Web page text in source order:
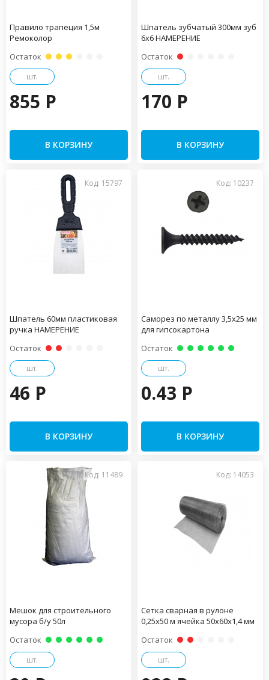
Правило трапеция 1,5м
Ремоколор
Остаток
шт.
855 P
В КОРЗИНУ
Шпатель зубчатый 300мм зуб
6х6 НАМЕРЕНИЕ
Остаток
шт.
170 P
В КОРЗИНУ
Код: 15797
Шпатель 60мм пластиковая
ручка НАМЕРЕНИЕ
Остаток
шт.
46 P
В КОРЗИНУ
Код: 10237
Саморез по металлу 3,5х25 мм
для гипсокартона
Остаток
шт.
0.43 P
В КОРЗИНУ
Код: 11489
Мешок для строительного
мусора б/у 50л
Остаток
шт.
Код: 14053
Сетка сварная в рулоне
0,25х50 м ячейка 50х60х1,4 мм
Остаток
шт.